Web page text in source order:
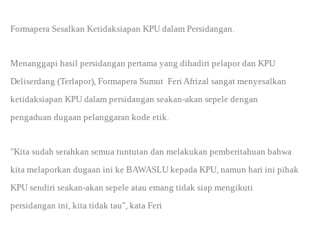
Formapera Sesalkan Ketidaksiapan KPU dalam Persidangan.
Menanggapi hasil persidangan pertama yang dihadiri pelapor dan KPU
Deliserdang (Terlapor), Formapera Sumut Feri Afrizal sangat menyesalkan
ketidaksiapan KPU dalam persidangan seakan-akan sepele dengan
pengaduan dugaan pelanggaran kode etik.
"Kita sudah serahkan semua tuntutan dan melakukan pemberitahuan bahwa
kita melaporkan dugaan ini ke BAWASLU kepada KPU, namun hari ini pihak
KPU sendiri seakan-akan sepele atau emang tidak siap mengikuti
persidangan ini, kita tidak tau", kata Feri